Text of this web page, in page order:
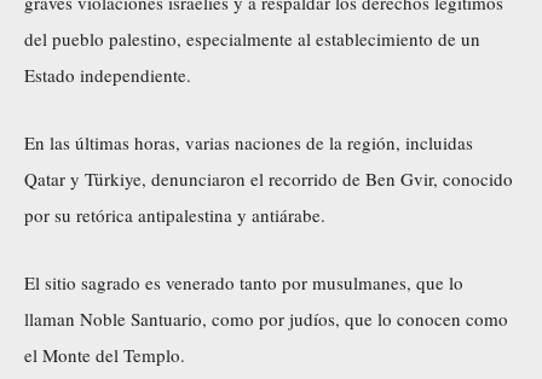
del pueblo palestino, especialmente al establecimiento de un
Estado independiente.
En las últimas horas, varias naciones de la región, incluidas
Qatar y Türkiye, denunciaron el recorrido de Ben Gvir, conocido
por su retórica antipalestina y antiárabe.
El sitio sagrado es venerado tanto por musulmanes, que lo
llaman Noble Santuario, como por judíos, que lo conocen como
el Monte del Templo.